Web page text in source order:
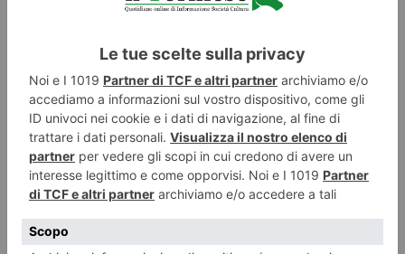
pezzetti (potrà servirvi per tante ricette diverse).
FASE 1: LA COTTURA DEL RISO
Mettete in ammollo l’ alga kombuper 5 minuti in poca acqua.
Sciacquatela e mettetela nella pentola con il riso(che avrete
nel frattempo sciacquato sotto l’acqua corrente, con l’aiuto
di un colino) e ilsale grosso. Aggiungete l’acqua nella
pentola (in genere il doppio di acqua rispetto al volume del